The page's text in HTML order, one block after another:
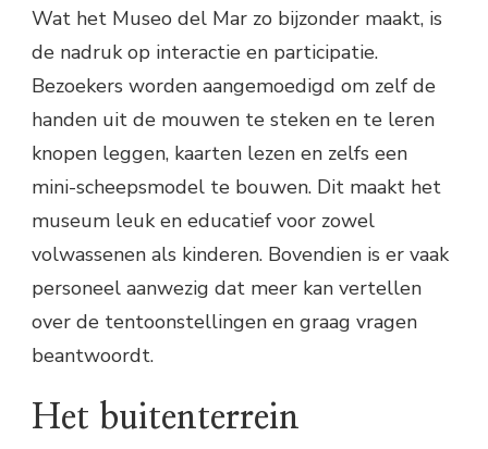
Wat het Museo del Mar zo bijzonder maakt, is
de nadruk op interactie en participatie.
Bezoekers worden aangemoedigd om zelf de
handen uit de mouwen te steken en te leren
knopen leggen, kaarten lezen en zelfs een
mini-scheepsmodel te bouwen. Dit maakt het
museum leuk en educatief voor zowel
volwassenen als kinderen. Bovendien is er vaak
personeel aanwezig dat meer kan vertellen
over de tentoonstellingen en graag vragen
beantwoordt.
Het buitenterrein